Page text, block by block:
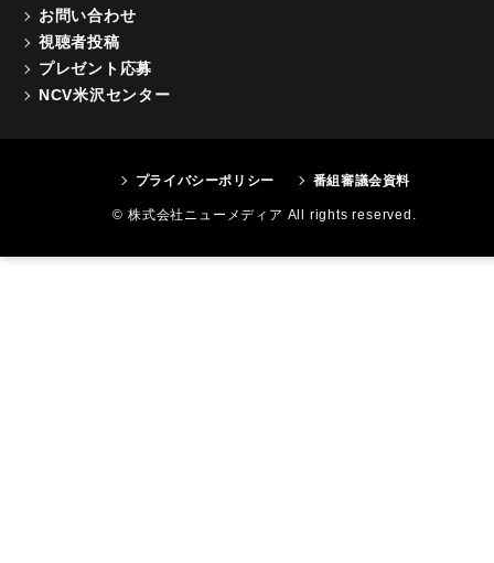
お問い合わせ
視聴者投稿
プレゼント応募
NCV米沢センター
プライバシーポリシー 番組審議会資料
© 株式会社ニューメディア All rights reserved.